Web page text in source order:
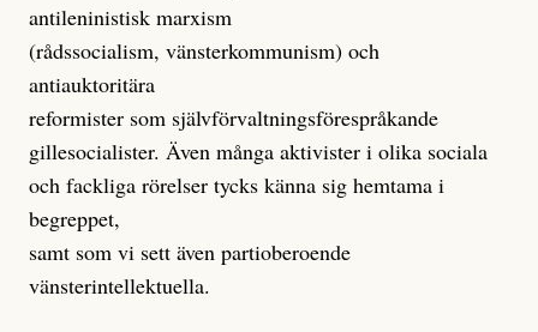
antileninistisk marxism
(rådssocialism, vänsterkommunism) och
antiauktoritära
reformister som självförvaltningsförespråkande
gillesocialister. Även många aktivister i olika sociala
och fackliga rörelser tycks känna sig hemtama i
begreppet,
samt som vi sett även partioberoende
vänsterintellektuella.